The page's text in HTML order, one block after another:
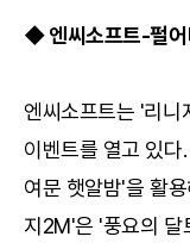
◆ 엔씨소프트-펄어
엔씨소프트는 '리니
이벤트를 열고 있
여문 햇알밤'을 활
지2M'은 '풍요의 달